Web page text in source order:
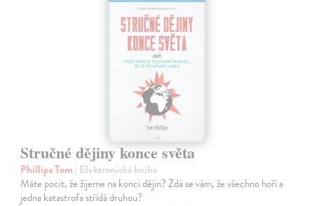
Stručné dějiny konce světa
Phillips Tom | Elektronická kniha
Máte pocit, že žijeme na konci dějin? Zdá se vám, že všechno hoří a
jedna katastrofa střídá druhou?